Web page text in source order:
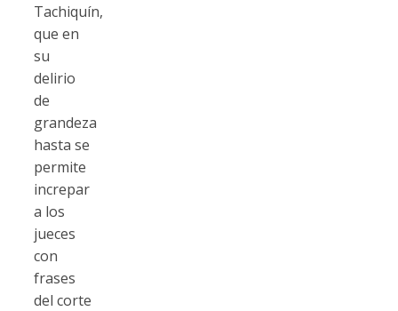
Tachiquín,
que en
su
delirio
de
grandeza
hasta se
permite
increpar
a los
jueces
con
frases
del corte